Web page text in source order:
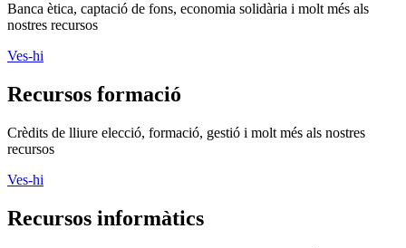
Banca ètica, captació de fons, economia solidària i molt més als
nostres recursos
Ves-hi
Recursos formació
Crèdits de lliure elecció, formació, gestió i molt més als nostres
recursos
Ves-hi
Recursos informàtics